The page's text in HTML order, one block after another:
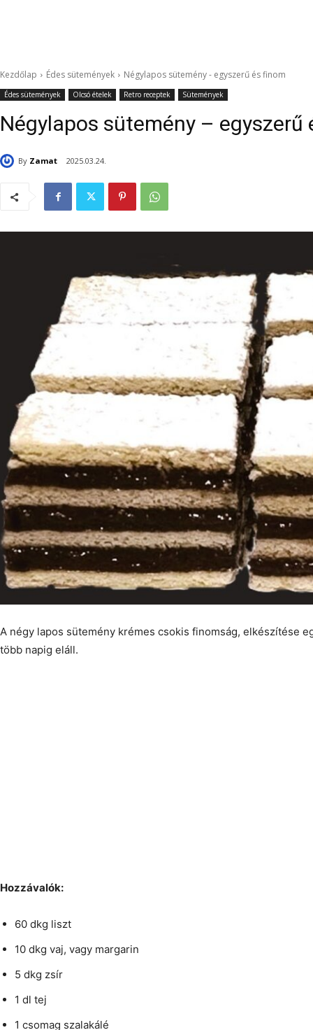
Kezdőlap Édes sütemények Négylapos sütemény - egyszerű és finom
Édes sütemények Olcsó ételek Retro receptek Sütemények
Négylapos sütemény – egyszerű
By Zamat 2025.03.24.
A négy lapos sütemény krémes csokis finomság, elkészítése
több napig eláll.
Hozzávalók:
60 dkg liszt
10 dkg vaj, vagy margarin
5 dkg zsír
1 dl tej
1 csomag szalakálé